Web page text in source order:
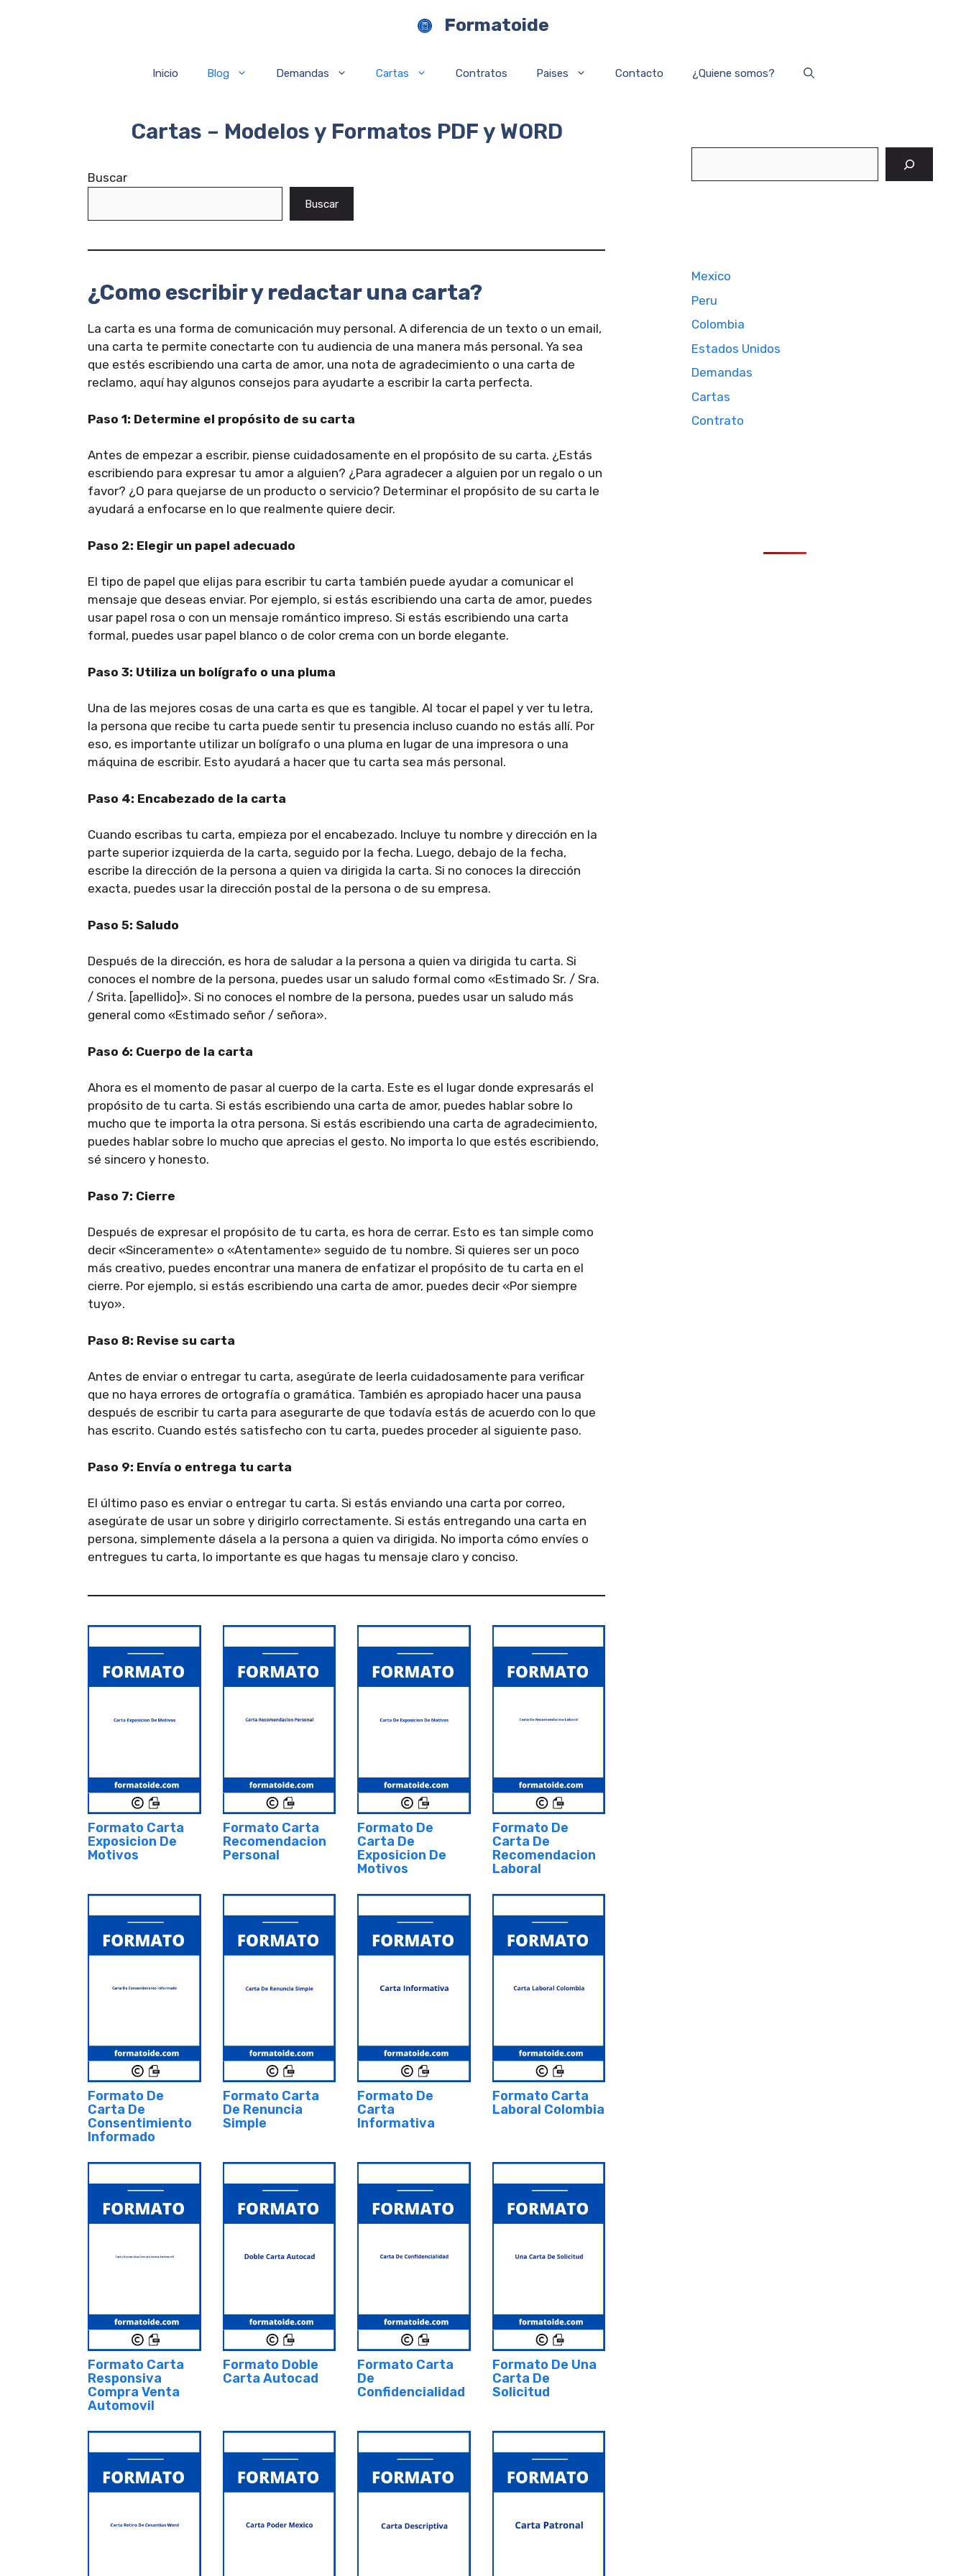
Formatoide
Inicio Blog Demandas Cartas Contratos Paises Contacto ¿Quiene somos?
Cartas – Modelos y Formatos PDF y WORD
Buscar
Buscar
¿Como escribir y redactar una carta?
La carta es una forma de comunicación muy personal. A diferencia de un texto o un email,
una carta te permite conectarte con tu audiencia de una manera más personal. Ya sea
que estés escribiendo una carta de amor, una nota de agradecimiento o una carta de
reclamo, aquí hay algunos consejos para ayudarte a escribir la carta perfecta.
Paso 1: Determine el propósito de su carta
Antes de empezar a escribir, piense cuidadosamente en el propósito de su carta. ¿Estás
escribiendo para expresar tu amor a alguien? ¿Para agradecer a alguien por un regalo o un
favor? ¿O para quejarse de un producto o servicio? Determinar el propósito de su carta le
ayudará a enfocarse en lo que realmente quiere decir.
Paso 2: Elegir un papel adecuado
El tipo de papel que elijas para escribir tu carta también puede ayudar a comunicar el
mensaje que deseas enviar. Por ejemplo, si estás escribiendo una carta de amor, puedes
usar papel rosa o con un mensaje romántico impreso. Si estás escribiendo una carta
formal, puedes usar papel blanco o de color crema con un borde elegante.
Paso 3: Utiliza un bolígrafo o una pluma
Una de las mejores cosas de una carta es que es tangible. Al tocar el papel y ver tu letra,
la persona que recibe tu carta puede sentir tu presencia incluso cuando no estás allí. Por
eso, es importante utilizar un bolígrafo o una pluma en lugar de una impresora o una
máquina de escribir. Esto ayudará a hacer que tu carta sea más personal.
Paso 4: Encabezado de la carta
Cuando escribas tu carta, empieza por el encabezado. Incluye tu nombre y dirección en la
parte superior izquierda de la carta, seguido por la fecha. Luego, debajo de la fecha,
escribe la dirección de la persona a quien va dirigida la carta. Si no conoces la dirección
exacta, puedes usar la dirección postal de la persona o de su empresa.
Paso 5: Saludo
Después de la dirección, es hora de saludar a la persona a quien va dirigida tu carta. Si
conoces el nombre de la persona, puedes usar un saludo formal como «Estimado Sr. / Sra.
/ Srita. [apellido]». Si no conoces el nombre de la persona, puedes usar un saludo más
general como «Estimado señor / señora».
Paso 6: Cuerpo de la carta
Ahora es el momento de pasar al cuerpo de la carta. Este es el lugar donde expresarás el
propósito de tu carta. Si estás escribiendo una carta de amor, puedes hablar sobre lo
mucho que te importa la otra persona. Si estás escribiendo una carta de agradecimiento,
puedes hablar sobre lo mucho que aprecias el gesto. No importa lo que estés escribiendo,
sé sincero y honesto.
Paso 7: Cierre
Después de expresar el propósito de tu carta, es hora de cerrar. Esto es tan simple como
decir «Sinceramente» o «Atentamente» seguido de tu nombre. Si quieres ser un poco
más creativo, puedes encontrar una manera de enfatizar el propósito de tu carta en el
cierre. Por ejemplo, si estás escribiendo una carta de amor, puedes decir «Por siempre
tuyo».
Paso 8: Revise su carta
Antes de enviar o entregar tu carta, asegúrate de leerla cuidadosamente para verificar
que no haya errores de ortografía o gramática. También es apropiado hacer una pausa
después de escribir tu carta para asegurarte de que todavía estás de acuerdo con lo que
has escrito. Cuando estés satisfecho con tu carta, puedes proceder al siguiente paso.
Paso 9: Envía o entrega tu carta
El último paso es enviar o entregar tu carta. Si estás enviando una carta por correo,
asegúrate de usar un sobre y dirigirlo correctamente. Si estás entregando una carta en
persona, simplemente dásela a la persona a quien va dirigida. No importa cómo envíes o
entregues tu carta, lo importante es que hagas tu mensaje claro y conciso.
Formato Carta
Exposicion De
Motivos
Formato Carta
Recomendacion
Personal
Formato De
Carta De
Exposicion De
Motivos
Formato De
Carta De
Recomendacion
Laboral
Formato De
Carta De
Consentimiento
Informado
Formato Carta
De Renuncia
Simple
Formato De
Carta
Informativa
Formato Carta
Laboral Colombia
Formato Carta
Responsiva
Compra Venta
Automovil
Formato Doble
Carta Autocad
Formato Carta
De
Confidencialidad
Formato De Una
Carta De
Solicitud
Mexico
Peru
Colombia
Estados Unidos
Demandas
Cartas
Contrato